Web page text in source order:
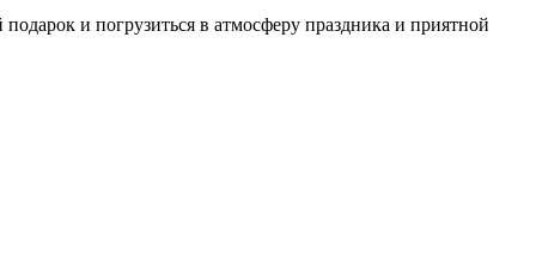
и погрузиться в атмосферу праздника и приятной